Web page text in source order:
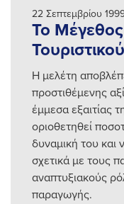
22 Σεπτεμβρίου
Το Μέγεθος
Η μελέτη
προστιθέμενης
έμμεσα εξαιτίας
οριοθετηθεί
δυναμική του και
σχετικά με τους
αναπτυξιακούς
παραγωγής.